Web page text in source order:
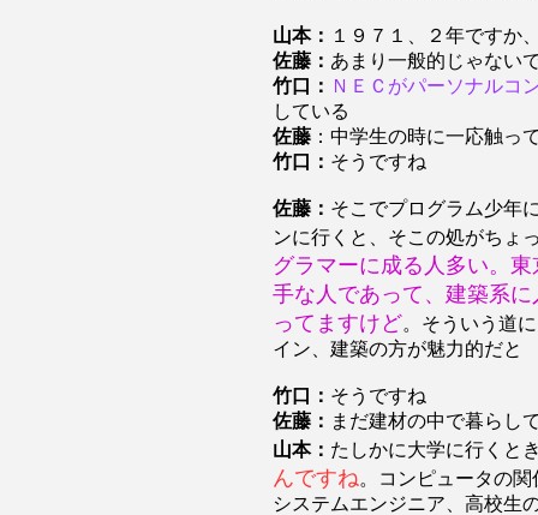
山本： １９７１、２年ですか
佐藤： あまり一般的じゃない
竹口： ＮＥＣがパーソナルコ
している
佐藤 ：中学生の時に一応触っ
竹口： そうですね
佐藤： そこでプログラム少年
ンに行くと、そこの処がちょ
グラマーに成る人多い。
手な人であって、建築系
ってますけど。そういう道
イン、建築の方が魅力的だと
竹口： そうですね
佐藤： まだ建材の中で暮らし
山本： たしかに大学に行くと
んですね。コンピュータの
システムエンジニア、高校生